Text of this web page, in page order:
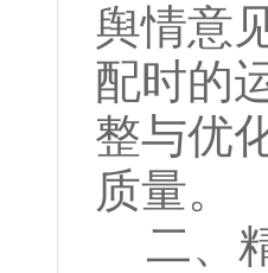
舆情意
配时的
整与优
质量。
二、